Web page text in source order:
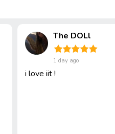
The DOLl
1 day ago
i love iit !